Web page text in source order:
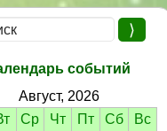
событий
Август, 2026
Ср Чт Пт Сб
Вс